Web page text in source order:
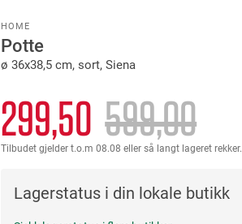
HOME
Potte
ø 36x38,5 cm, sort, Siena
299,50 599,00
Tilbudet gjelder t.o.m 08.08 eller så langt lageret rekker.
Lagerstatus i din lokale butikk